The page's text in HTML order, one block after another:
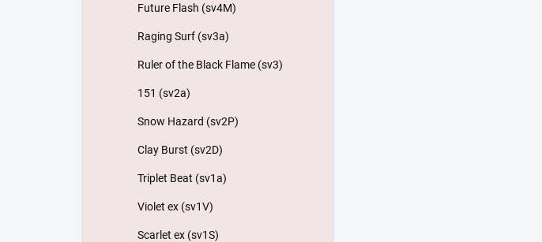
Future Flash (sv4M)
Raging Surf (sv3a)
Ruler of the Black Flame (sv3)
151 (sv2a)
Snow Hazard (sv2P)
Clay Burst (sv2D)
Triplet Beat (sv1a)
Violet ex (sv1V)
Scarlet ex (sv1S)